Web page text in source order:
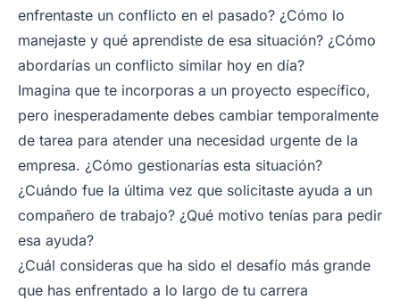
enfrentaste un conflicto en el pasado? ¿Cómo lo
manejaste y qué aprendiste de esa situación? ¿Cómo
abordarías un conflicto similar hoy en día?
Imagina que te incorporas a un proyecto específico,
pero inesperadamente debes cambiar temporalmente
de tarea para atender una necesidad urgente de la
empresa. ¿Cómo gestionarías esta situación?
¿Cuándo fue la última vez que solicitaste ayuda a un
compañero de trabajo? ¿Qué motivo tenías para pedir
esa ayuda?
¿Cuál consideras que ha sido el desafío más grande
que has enfrentado a lo largo de tu carrera